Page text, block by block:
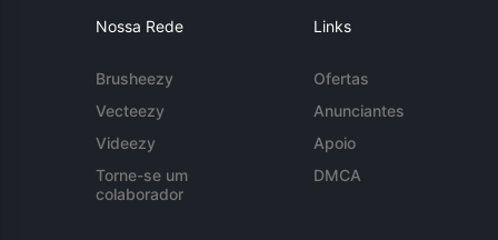
Nossa Rede
Brusheezy
Vecteezy
Videezy
Torne-se um
colaborador
Links
Ofertas
Anunciantes
Apoio
DMCA